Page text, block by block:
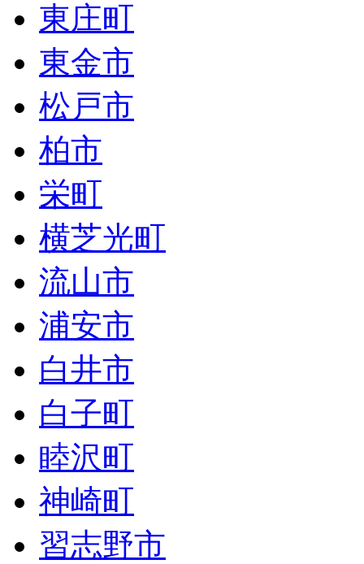
東庄町
東金市
松戸市
柏市
栄町
横芝光町
流山市
浦安市
白井市
白子町
睦沢町
神崎町
習志野市